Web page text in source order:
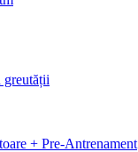
greutății
+ Pre-Antrenament